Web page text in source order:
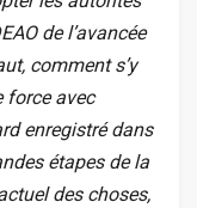
de l’avancée
comment s’y
force avec
enregistré dans
étapes de la
des choses,